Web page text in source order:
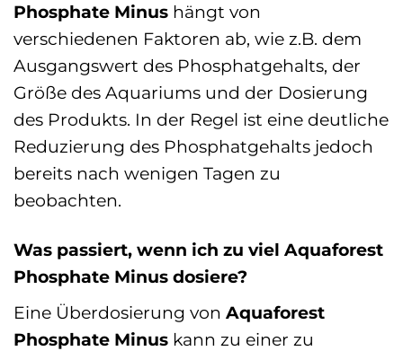
Phosphate Minus hängt von
verschiedenen Faktoren ab, wie z.B. dem
Ausgangswert des Phosphatgehalts, der
Größe des Aquariums und der Dosierung
des Produkts. In der Regel ist eine deutliche
Reduzierung des Phosphatgehalts jedoch
bereits nach wenigen Tagen zu
beobachten.
Was passiert, wenn ich zu viel Aquaforest
Phosphate Minus dosiere?
Eine Überdosierung von Aquaforest
Phosphate Minus kann zu einer zu